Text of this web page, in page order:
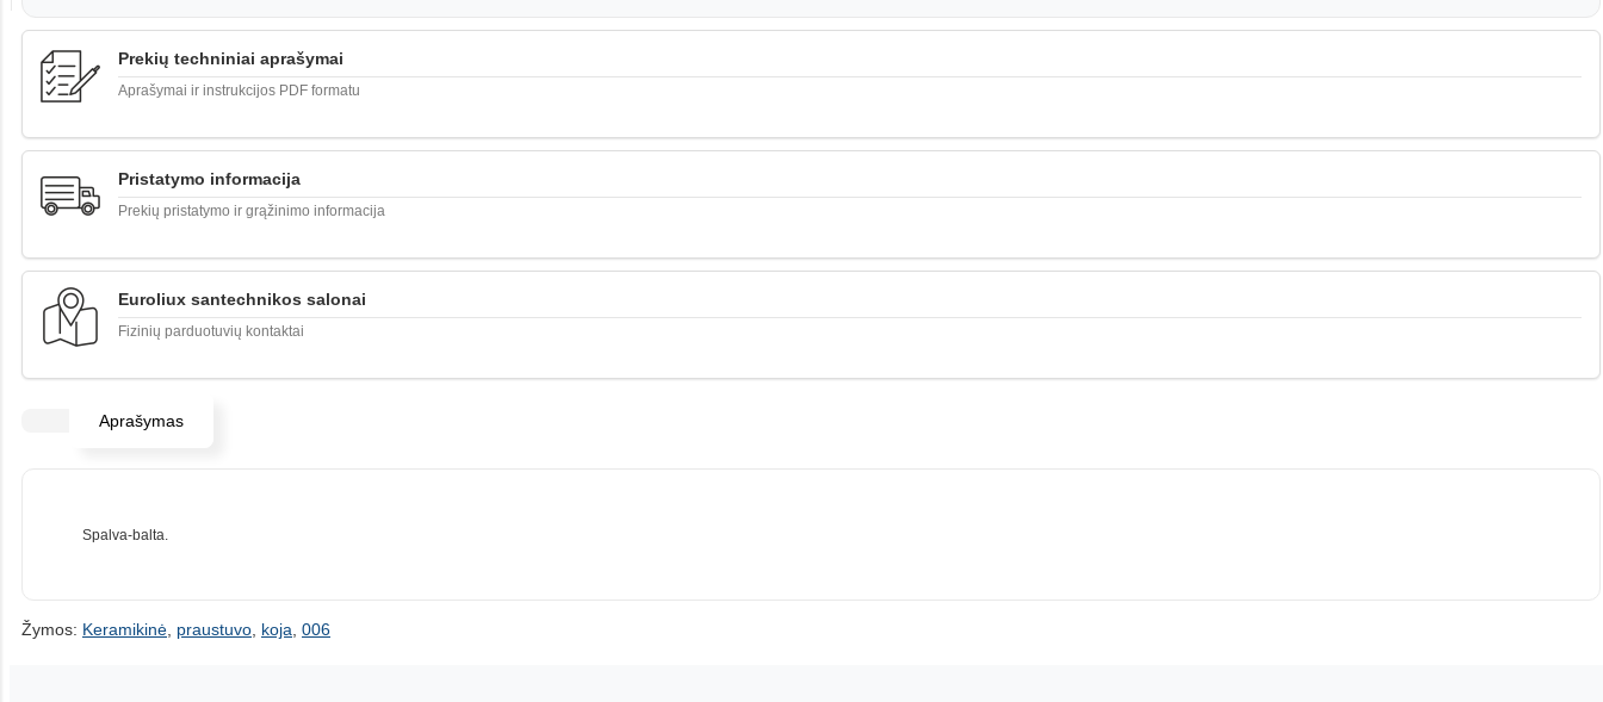
Prekių techniniai aprašymai
Aprašymai ir instrukcijos PDF formatu
Pristatymo informacija
Prekių pristatymo ir grąžinimo informacija
Euroliux santechnikos salonai
Fizinių parduotuvių kontaktai
Aprašymas
Spalva-balta.
Žymos: Keramikinė praustuvo koja 006